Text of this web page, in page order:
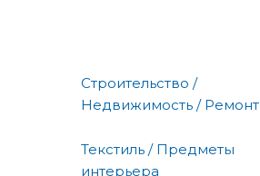
Строительство /
Недвижимость / Ремонт
Текстиль / Предметы
интерьера